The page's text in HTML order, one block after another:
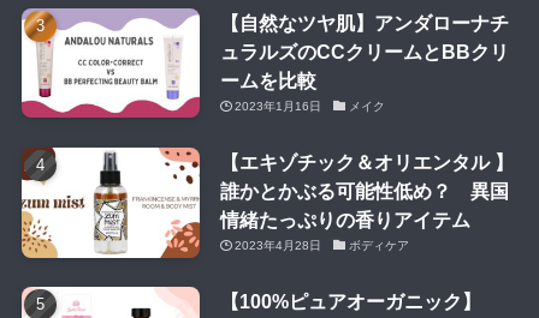
【自然なツヤ肌】アンダローナチ
ュラルズのCCクリームとBBクリ
ームを比較
2023年1月16日 メイク
【エキゾチック＆オリエンタル 】
誰かとかぶる可能性低め？ 異国
情緒たっぷりの香りアイテム
2023年4月28日 ボディケア
【100%ピュアオーガニック】